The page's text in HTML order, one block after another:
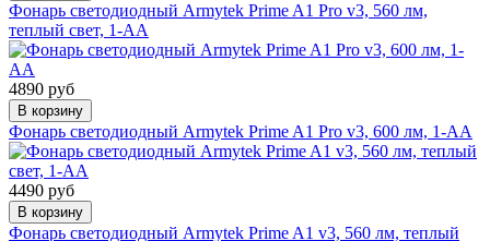
Фонарь светодиодный Armytek Prime A1 Pro v3, 560 лм,
теплый свет, 1-AA
4890 руб
В корзину
Фонарь светодиодный Armytek Prime A1 Pro v3, 600 лм, 1-AA
4490 руб
В корзину
Фонарь светодиодный Armytek Prime A1 v3, 560 лм, теплый